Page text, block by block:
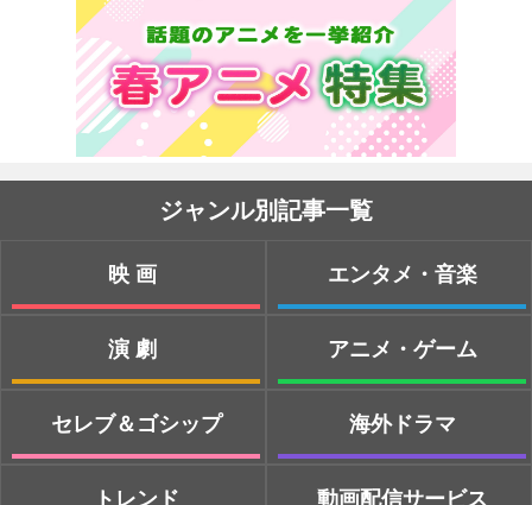
ジャンル別記事一覧
映画
演劇
セレブ＆ゴシップ
トレンド
エンタメ・音楽
アニメ・ゲーム
海外ドラマ
動画配信サービス